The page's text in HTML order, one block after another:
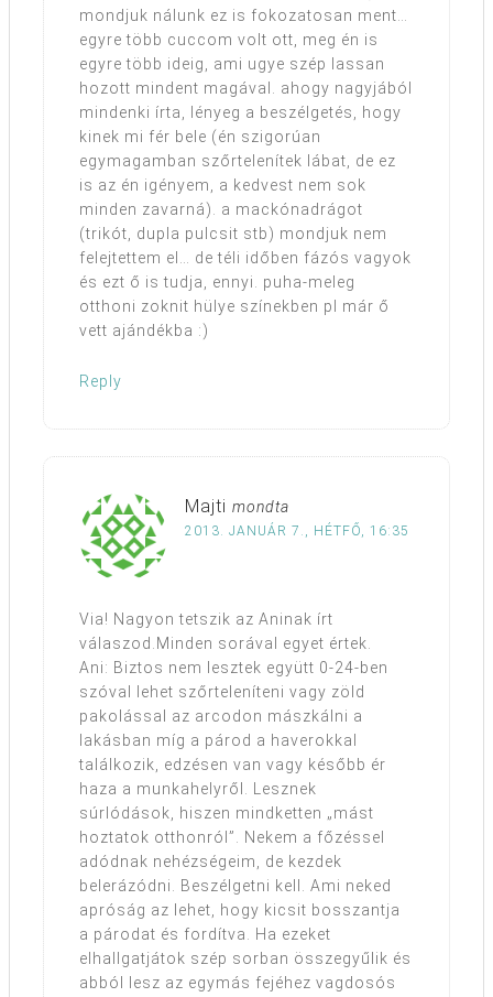
mondjuk nálunk ez is fokozatosan ment…
egyre több cuccom volt ott, meg én is
egyre több ideig, ami ugye szép lassan
hozott mindent magával. ahogy nagyjából
mindenki írta, lényeg a beszélgetés, hogy
kinek mi fér bele (én szigorúan
egymagamban szőrtelenítek lábat, de ez
is az én igényem, a kedvest nem sok
minden zavarná). a mackónadrágot
(trikót, dupla pulcsit stb) mondjuk nem
felejtettem el… de téli időben fázós vagyok
és ezt ő is tudja, ennyi. puha-meleg
otthoni zoknit hülye színekben pl már ő
vett ajándékba :)
Reply
Majti mondta
2013. JANUÁR 7., HÉTFŐ, 16:35
Via! Nagyon tetszik az Aninak írt
válaszod.Minden sorával egyet értek.
Ani: Biztos nem lesztek együtt 0-24-ben
szóval lehet szőrteleníteni vagy zöld
pakolással az arcodon mászkálni a
lakásban míg a párod a haverokkal
találkozik, edzésen van vagy később ér
haza a munkahelyről. Lesznek
súrlódások, hiszen mindketten „mást
hoztatok otthonról”. Nekem a főzéssel
adódnak nehézségeim, de kezdek
belerázódni. Beszélgetni kell. Ami neked
apróság az lehet, hogy kicsit bosszantja
a párodat és fordítva. Ha ezeket
elhallgatjátok szép sorban összegyűlik és
abból lesz az egymás fejéhez vagdosós